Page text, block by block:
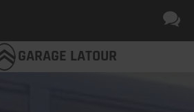
GARAGE LATOUR